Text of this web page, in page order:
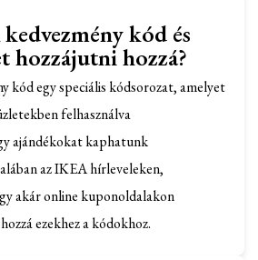
kód és
hozzájutni hozzá?
kód egy speciális kódsorozat, amelyet
felhasználva
ajándékokat kaphatunk
az IKEA hírleveleken,
akár online kuponoldalakon
ezekhez a kódokhoz.